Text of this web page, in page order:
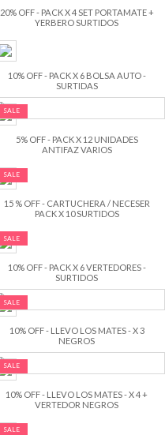
20% OFF - PACK X 4 SET PORTAMATE +
YERBERO SURTIDOS
10% OFF - PACK X 6 BOLSA AUTO -
SURTIDAS
SALE
5% OFF - PACK X 12 UNIDADES
ANTIFAZ VARIOS
SALE
15 % OFF - CARTUCHERA / NECESER
PACK X 10 SURTIDOS
SALE
10% OFF - PACK X 6 VERTEDORES -
SURTIDOS
SALE
10% OFF - LLEVO LOS MATES - X 3
NEGROS
SALE
10% OFF - LLEVO LOS MATES - X 4 +
VERTEDOR NEGROS
SALE